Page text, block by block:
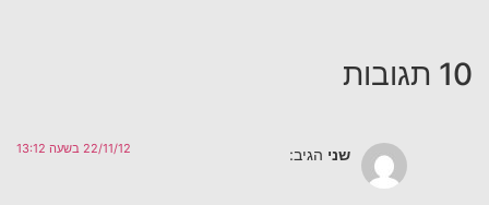
10 תגובות
שני הגיב: 22/11/12 בשעה 13:12